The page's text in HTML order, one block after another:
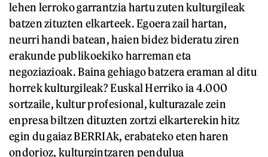
lehen lerroko garrantzia hartu zuten kulturgileak
batzen zituzten elkarteek. Egoera zail hartan,
neurri handi batean, haien bidez bideratu ziren
erakunde publikoekiko harreman eta
negoziazioak. Baina gehiago batzera eraman al ditu
horrek kulturgileak? Euskal Herriko ia 4.000
sortzaile, kultur profesional, kulturazale zein
enpresa biltzen dituzten zortzi elkarterekin hitz
egin du gaiaz BERRIAk, erabateko eten haren
ondorioz, kulturgintzaren pendulua